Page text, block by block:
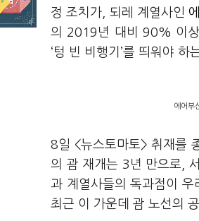
정 조치가, 되레 계열사인
의 2019년 대비 90% 이상
‘텅 빈 비행기’를 띄워야 하
에어부
8일 <뉴스토마토> 취재를
의 괌 재개는 3년 만으로,
과 계열사들의 독과점이
최근 이 가운데 괌 노선의